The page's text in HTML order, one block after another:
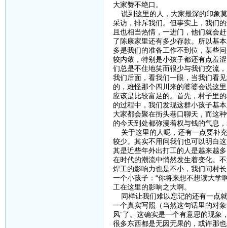
大家赞不绝口。
说到这里的人，大家最深的印象
采访，排斥我们。但事实上，我们
且也相当热情，一进门，他们就会
了陈康家里还有多少存款。所以基
多是我们的准备工作不到位，某些
较内敛，特别是小孩子都还有点羞
们总是不住地笑而很少与我们交流
我们后面，看我们一眼，当我们看
的，难怪那个四川来的婆婆会说这
应该是比较富足的。首先，村子里
的过程中，我们发现这群小孩子基
大家都会聚在街头巷口聊天，而这
的今天到处都弥漫着权与钱的气息
关于这里的人呢，还有一点要补
较少。其实不用问我们也可以明白
其是近些年外出打工的人是越来越
在时代的潮流中悄然发生着变化。
焊工的影响力也是不小，我们问村
一个小孩子：“你将来想不想读大学
工在这里的影响之大啊。
同样让我们难以忘记的还有一点
一个真实写照（当然这句话里的对
风”了。这确实是一个有意思的现
很多东西都是无因无果的，或许那